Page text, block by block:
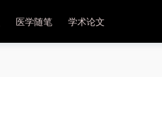
医学随笔 学术论文